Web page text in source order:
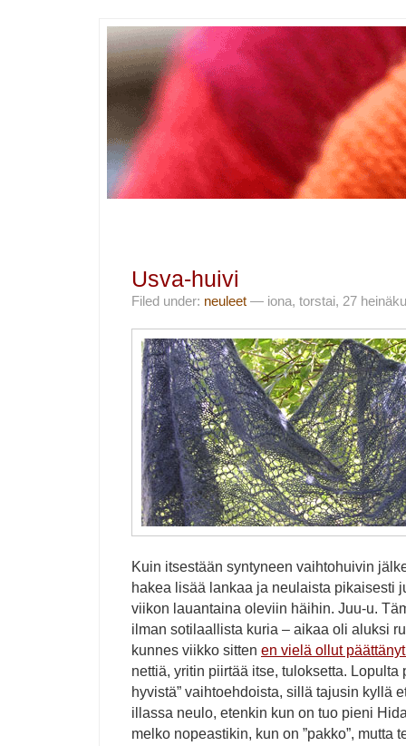
Usva-huivi
Filed under: neuleet — iona, torstai, 27
Kuin itsestään syntyneen vaihtohuivin
hakea lisää lankaa ja neulaista pikaisesti
viikon lauantaina oleviin häihin. Juu-u.
ilman sotilaallista kuria – aikaa oli aluksi
kunnes viikko sitten en vielä ollut
nettiä, yritin piirtää itse, tuloksetta. Lopulta
hyvistä” vaihtoehdoista, sillä tajusin kyllä
illassa neulo, etenkin kun on tuo pieni
melko nopeastikin, kun on ”pakko”, mutta